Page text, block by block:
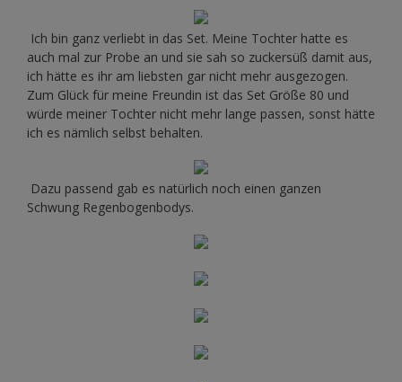
Ich bin ganz verliebt in das Set. Meine Tochter hatte es
auch mal zur Probe an und sie sah so zuckersüß damit aus,
ich hätte es ihr am liebsten gar nicht mehr ausgezogen.
Zum Glück für meine Freundin ist das Set Größe 80 und
würde meiner Tochter nicht mehr lange passen, sonst hätte
ich es nämlich selbst behalten.
Dazu passend gab es natürlich noch einen ganzen
Schwung Regenbogenbodys.